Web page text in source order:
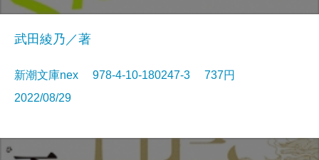
武田綾乃／著
新潮文庫nex 978-4-10-180247-3 737円
2022/08/29